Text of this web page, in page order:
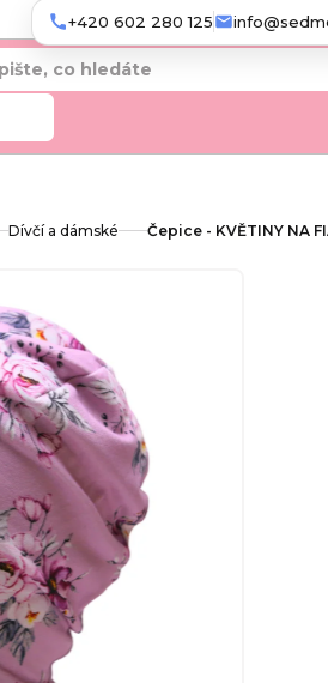
Dívčí a dámské Čepice - KVĚTINY NA
+420 602 280 125